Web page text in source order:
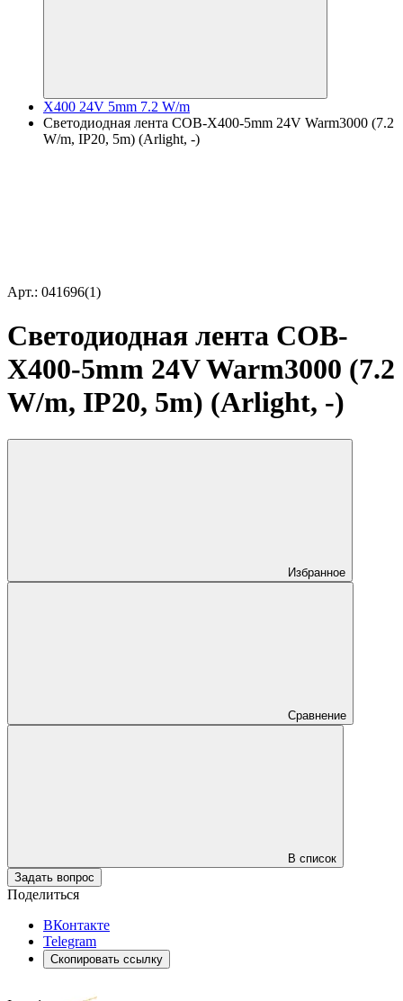
X400 24V 5mm 7.2 W/m
Светодиодная лента COB-X400-5mm 24V Warm3000 (7.2
W/m, IP20, 5m) (Arlight, -)
Арт.: 041696(1)
Светодиодная лента COB-
X400-5mm 24V Warm3000 (7.2
W/m, IP20, 5m) (Arlight, -)
Избранное
Сравнение
В список
Задать вопрос
Поделиться
ВКонтакте
Telegram
Скопировать ссылку